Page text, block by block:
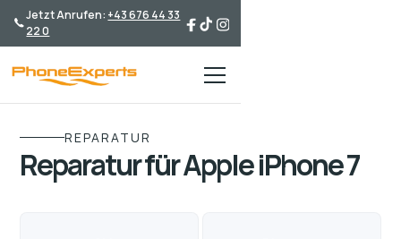
Jetzt Anrufen: +43 676 44 33
22 0
REPARATUR
Reparatur für Apple iPhone 7